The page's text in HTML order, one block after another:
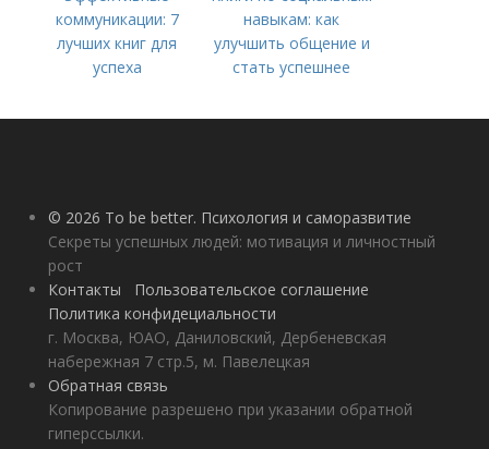
коммуникации: 7
лучших книг для
успеха
навыкам: как
улучшить общение и
стать успешнее
© 2026 To be better. Психология и саморазвитие
Секреты успешных людей: мотивация и личностный
рост
Контакты
Пользовательское соглашение
Политика конфидециальности
г. Москва, ЮАО, Даниловский, Дербеневская
набережная 7 стр.5, м. Павелецкая
Обратная связь
Копирование разрешено при указании обратной
гиперссылки.